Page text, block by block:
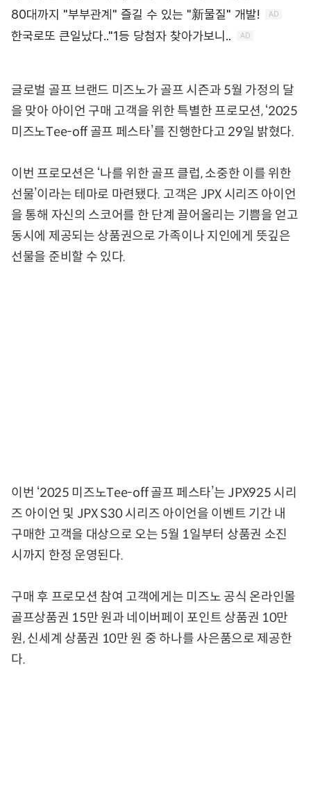
글로벌 골프 브랜드 미즈노가 골프 시즌과 5월 가정의 달
을 맞아 아이언 구매 고객을 위한 특별한 프로모션, ‘2025
미즈노Tee-off 골프 페스타’를 진행한다고 29일 밝혔다.
이번 프로모션은 ‘나를 위한 골프 클럽, 소중한 이를 위한
선물’이라는 테마로 마련됐다. 고객은 JPX 시리즈 아이언
을 통해 자신의 스코어를 한 단계 끌어올리는 기쁨을 얻고
동시에 제공되는 상품권으로 가족이나 지인에게 뜻깊은
선물을 준비할 수 있다.
이번 ‘2025 미즈노Tee-off 골프 페스타’는 JPX925 시리
즈 아이언 및 JPX S30 시리즈 아이언을 이벤트 기간 내
구매한 고객을 대상으로 오는 5월 1일부터 상품권 소진
시까지 한정 운영된다.
구매 후 프로모션 참여 고객에게는 미즈노 공식 온라인몰
골프상품권 15만 원과 네이버페이 포인트 상품권 10만
원, 신세계 상품권 10만 원 중 하나를 사은품으로 제공한
다.